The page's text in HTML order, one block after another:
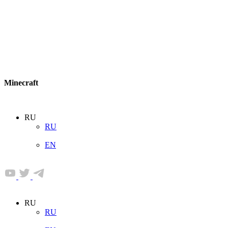
Minecraft
RU
RU
EN
RU
RU